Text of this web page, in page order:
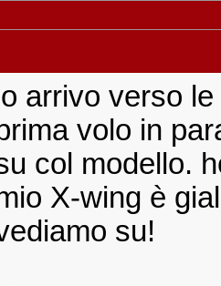
arrivo verso
volo in
col modello.
X-wing è
su!